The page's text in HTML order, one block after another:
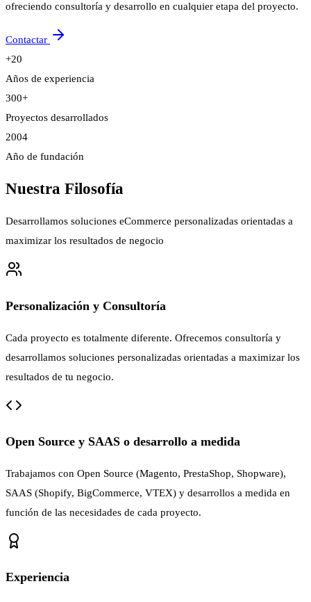
ofreciendo consultoría y desarrollo en cualquier etapa del proyecto.
Contactar
+20
Años de experiencia
300+
Proyectos desarrollados
2004
Año de fundación
Nuestra Filosofía
Desarrollamos soluciones eCommerce personalizadas orientadas a
maximizar los resultados de negocio
Personalización y Consultoría
Cada proyecto es totalmente diferente. Ofrecemos consultoría y
desarrollamos soluciones personalizadas orientadas a maximizar los
resultados de tu negocio.
Open Source y SAAS o desarrollo a medida
Trabajamos con Open Source (Magento, PrestaShop, Shopware),
SAAS (Shopify, BigCommerce, VTEX) y desarrollos a medida en
función de las necesidades de cada proyecto.
Experiencia